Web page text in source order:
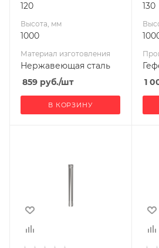
120
Высота, мм
1000
Материал изготовления
Нержавеющая сталь
859 руб./шт
В КОРЗИНУ
130
1
1000
Материал
1000